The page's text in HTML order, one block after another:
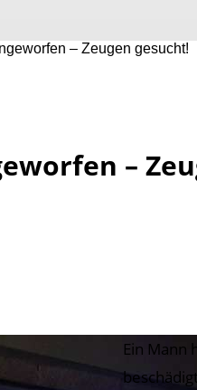
– Zeugen gesucht!
–
Ein Mann